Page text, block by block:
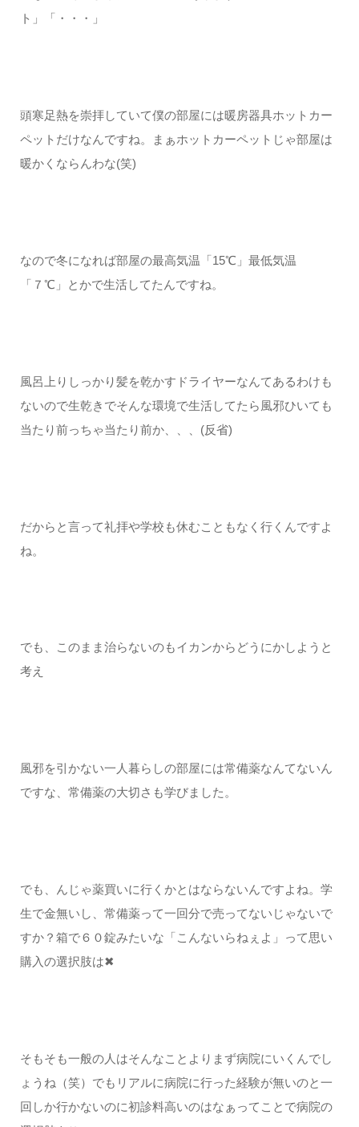
ト」「・・・」
頭寒足熱を崇拝していて僕の部屋には暖房器具ホットカー
ペットだけなんですね。まぁホットカーペットじゃ部屋は
暖かくならんわな(笑)
なので冬になれば部屋の最高気温「15℃」最低気温
「７℃」とかで生活してたんですね。
風呂上りしっかり髪を乾かすドライヤーなんてあるわけも
ないので生乾きでそんな環境で生活してたら風邪ひいても
当たり前っちゃ当たり前か、、、(反省)
だからと言って礼拝や学校も休むこともなく行くんですよ
ね。
でも、このまま治らないのもイカンからどうにかしようと
考え
風邪を引かない一人暮らしの部屋には常備薬なんてないん
ですな、常備薬の大切さも学びました。
でも、んじゃ薬買いに行くかとはならないんですよね。学
生で金無いし、常備薬って一回分で売ってないじゃないで
すか？箱で６０錠みたいな「こんないらねぇよ」って思い
購入の選択肢は✖
そもそも一般の人はそんなことよりまず病院にいくんでし
ょうね（笑）でもリアルに病院に行った経験が無いのと一
回しか行かないのに初診料高いのはなぁってことで病院の